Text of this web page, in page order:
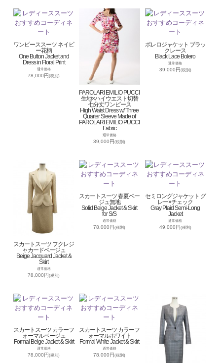
ワンピーススーツ ネイビ
ー花柄
One Button Jacket and
Dress in Floral Print
通常価格
78,000円(税別)
PAROLARI EMILIO PUCCI
生地×ハイウエスト切替
七分丈ワンピース
High Waist Dress w/ Three
Quarter Sleeve Made of
PAROLARI EMILIO PUCCI
Fabric
通常価格
39,000円(税別)
ボレロジャケット ブラッ
クレース
Black Lace Bolero
通常価格
39,000円 (税別)
スカートスーツ フクレジ
ャカードベージュ
Beige Jacquard Jacket &
Skirt
通常価格
78,000円(税別)
スカートスーツ 春夏ベー
ジュ無地
Solid Beige Jacket & Skirt
for S/S
通常価格
78,000円(税別)
セミロングジャケット グ
レー×チェック
Gray Plaid Semi-Long
Jacket
通常価格
49,000円 (税別)
スカートスーツ カラーフ
ォーマルベージュ
Formal Beige Jacket & Skirt
通常価格
78,000円(税別)
スカートスーツ カラーフ
ォーマルホワイト
Formal White Jacket & Skirt
通常価格
78,000円(税別)